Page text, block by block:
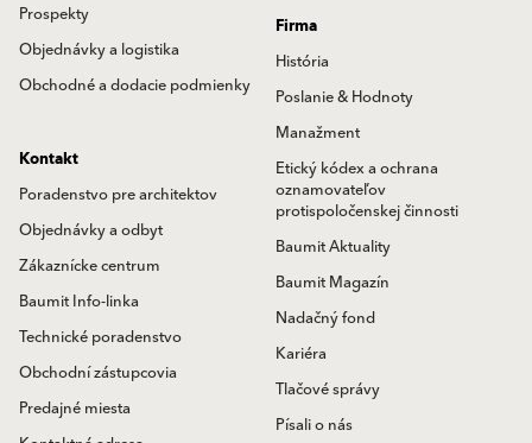
Prospekty
Objednávky a logistika
Obchodné a dodacie podmienky
Firma
História
Poslanie & Hodnoty
Manažment
Etický kódex a ochrana
oznamovateľov
protispoločenskej činnosti
Baumit Aktuality
Baumit Magazín
Nadačný fond
Kariéra
Tlačové správy
Písali o nás
Kontakt
Poradenstvo pre architektov
Objednávky a odbyt
Zákaznícke centrum
Baumit Info-linka
Technické poradenstvo
Obchodní zástupcovia
Predajné miesta